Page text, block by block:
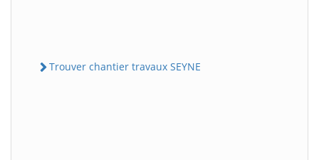
Trouver chantier travaux SEYNE